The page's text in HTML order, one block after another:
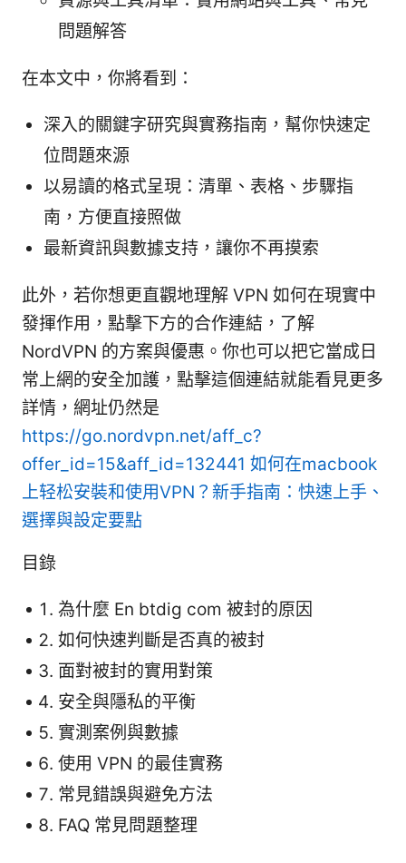
問題解答
在本文中，你將看到：
深入的關鍵字研究與實務指南，幫你快速定
位問題來源
以易讀的格式呈現：清單、表格、步驟指
南，方便直接照做
最新資訊與數據支持，讓你不再摸索
此外，若你想更直觀地理解 VPN 如何在現實中
發揮作用，點擊下方的合作連結，了解
NordVPN 的方案與優惠。你也可以把它當成日
常上網的安全加護，點擊這個連結就能看見更多
詳情，網址仍然是
https://go.nordvpn.net/aff_c?
offer_id=15&aff_id=132441 如何在macbook
上轻松安裝和使用VPN？新手指南：快速上手、
選擇與設定要點
目錄
為什麼 En btdig com 被封的原因
如何快速判斷是否真的被封
面對被封的實用對策
安全與隱私的平衡
實測案例與數據
使用 VPN 的最佳實務
常見錯誤與避免方法
FAQ 常見問題整理